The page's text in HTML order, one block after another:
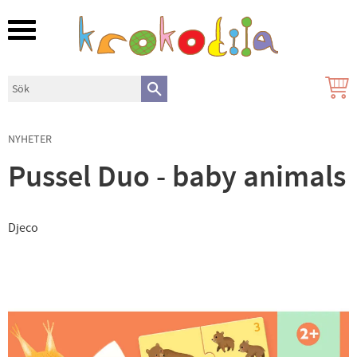
Meny
NYHETER
Pussel Duo - baby animals
Djeco